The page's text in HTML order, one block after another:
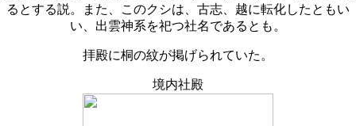
るとする説。また、このクシは、古志、越に転化したともい
い、出雲神系を祀つ社名であるとも。
拝殿に桐の紋が掲げられていた。
境内社殿